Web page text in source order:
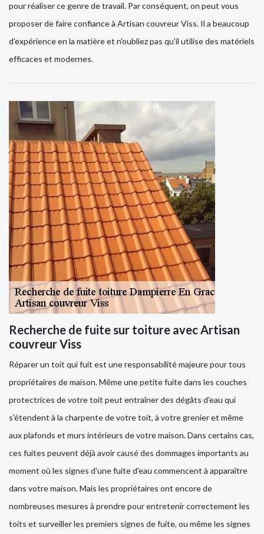
pour réaliser ce genre de travail. Par conséquent, on peut vous
proposer de faire confiance à Artisan couvreur Viss. Il a beaucoup
d'expérience en la matière et n'oubliez pas qu'il utilise des matériels
efficaces et modernes.
Recherche de fuite sur toiture avec Artisan
couvreur Viss
Réparer un toit qui fuit est une responsabilité majeure pour tous
propriétaires de maison. Même une petite fuite dans les couches
protectrices de votre toit peut entraîner des dégâts d'eau qui
s'étendent à la charpente de votre toit, à votre grenier et même
aux plafonds et murs intérieurs de votre maison. Dans certains cas,
ces fuites peuvent déjà avoir causé des dommages importants au
moment où les signes d'une fuite d'eau commencent à apparaître
dans votre maison. Mais les propriétaires ont encore de
nombreuses mesures à prendre pour entretenir correctement les
toits et surveiller les premiers signes de fuite, ou même les signes